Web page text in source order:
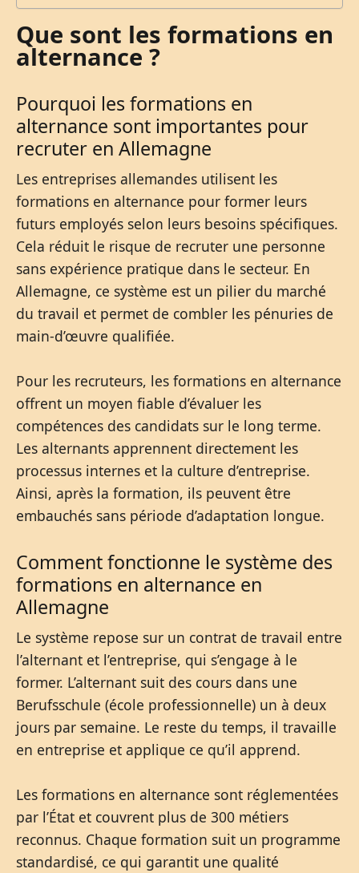
Que sont les formations en
alternance ?
Pourquoi les formations en
alternance sont importantes pour
recruter en Allemagne
Les entreprises allemandes utilisent les
formations en alternance pour former leurs
futurs employés selon leurs besoins spécifiques.
Cela réduit le risque de recruter une personne
sans expérience pratique dans le secteur. En
Allemagne, ce système est un pilier du marché
du travail et permet de combler les pénuries de
main-d’œuvre qualifiée.
Pour les recruteurs, les formations en alternance
offrent un moyen fiable d’évaluer les
compétences des candidats sur le long terme.
Les alternants apprennent directement les
processus internes et la culture d’entreprise.
Ainsi, après la formation, ils peuvent être
embauchés sans période d’adaptation longue.
Comment fonctionne le système des
formations en alternance en
Allemagne
Le système repose sur un contrat de travail entre
l’alternant et l’entreprise, qui s’engage à le
former. L’alternant suit des cours dans une
Berufsschule (école professionnelle) un à deux
jours par semaine. Le reste du temps, il travaille
en entreprise et applique ce qu’il apprend.
Les formations en alternance sont réglementées
par l’État et couvrent plus de 300 métiers
reconnus. Chaque formation suit un programme
standardisé, ce qui garantit une qualité